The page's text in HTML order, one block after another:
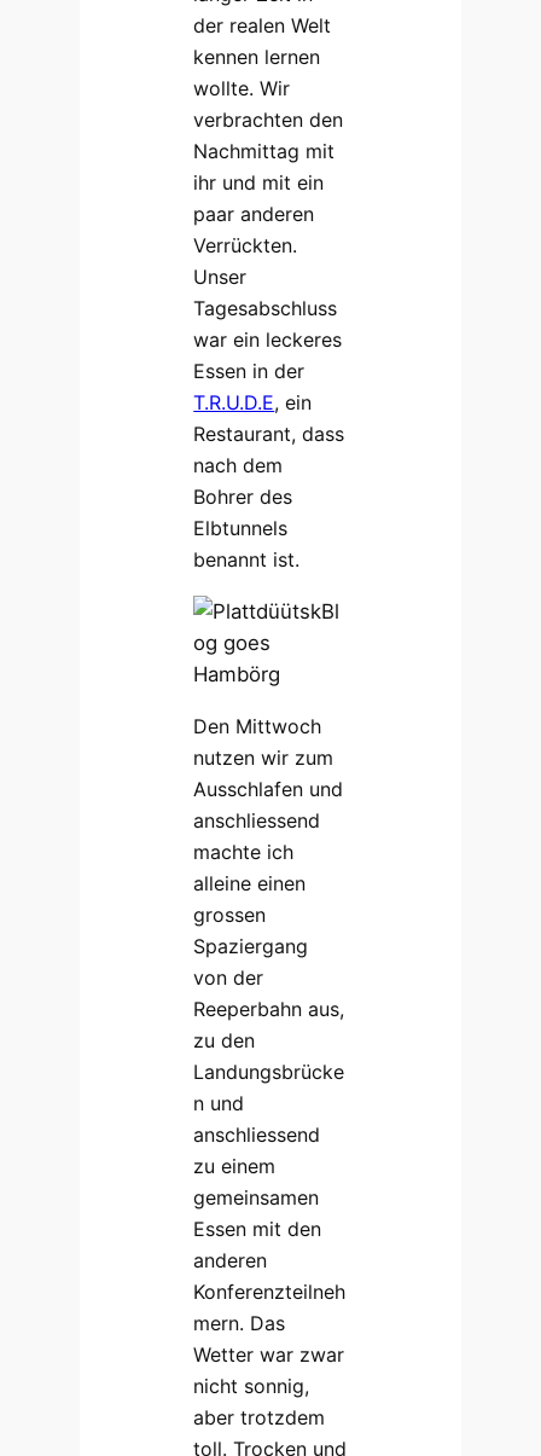
der realen Welt
kennen lernen
wollte. Wir
verbrachten den
Nachmittag mit
ihr und mit ein
paar anderen
Verrückten.
Unser
Tagesabschluss
war ein leckeres
Essen in der
T.R.U.D.E, ein
Restaurant, dass
nach dem
Bohrer des
Elbtunnels
benannt ist.
Den Mittwoch
nutzen wir zum
Ausschlafen und
anschliessend
machte ich
alleine einen
grossen
Spaziergang
von der
Reeperbahn aus,
zu den
Landungsbrücke
n und
anschliessend
zu einem
gemeinsamen
Essen mit den
anderen
Konferenzteilneh
mern. Das
Wetter war zwar
nicht sonnig,
aber trotzdem
toll. Trocken und